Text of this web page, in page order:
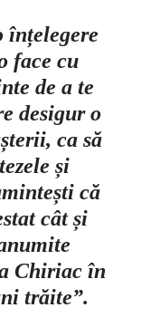
înțelegere
face cu
de a te
desigur o
ca să
și
că
cât și
Chiriac în
trăite”.